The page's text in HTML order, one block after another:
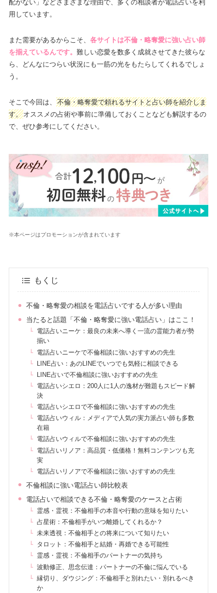
配がない」などさまざまな理由で、多くの相談者が電話占いを利
用しています。
また需要があるからこそ、 各サイトは不倫・略奪愛に強い占い師
を揃えているんです。 難しい恋愛を数多く成就させてきた彼らな
ら、どんなにつらい状況にも一筋の光をもたらしてくれるでしょ
う。
そこで今回は、
不倫・略奪愛で頼れるサイトと占い師を紹介しま
す。オススメの占術や事前に準備しておくことなども解説するの
で、ぜひ参考にしてください。
※本ページはプロモーションが含まれています
もくじ
不倫・略奪愛の相談を電話占いでする人が多い理由
当たると話題「不倫・略奪愛に強い電話占い」はここ！
電話占いニーケ：最良の未来へ導く一流の霊能力者が勢
揃い
電話占いニーケで不倫相談に強いおすすめの先生
LINE占い：あのLINEでいつでも気軽に相談できる
LINE占いで不倫相談に強いおすすめの先生
電話占いシエロ：200人に1人の逸材が難題もスピード解
決
電話占いシエロで不倫相談に強いおすすめの先生
電話占いウィル：メディアで人気の実力派占い師も多数
在籍
電話占いウィルで不倫相談に強いおすすめの先生
電話占いリノア：高品質・低価格！無料コンテンツも充
実
電話占いリノアで不倫相談に強いおすすめの先生
不倫相談に強い電話占い師比較表
電話占いで相談できる不倫・略奪愛のケースと占術
霊感・霊視：不倫相手の本音や行動の意味を知りたい
占星術：不倫相手がいつ離婚してくれるか？
未来透視：不倫相手との将来について知りたい
タロット：不倫相手と結婚・再婚できる可能性
霊感・霊視：不倫相手のパートナーの気持ち
波動修正、思念伝達：パートナーの不倫に悩んでいる
縁切り、ダウジング：不倫相手と別れたい・別れるべき
か